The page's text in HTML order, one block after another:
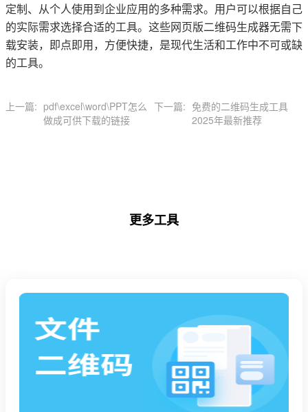
定制、从个人使用到企业应用的多种需求。用户可以根据自己
的实际需求选择合适的工具。这些网页版二维码生成器无需下
载安装，即点即用，方便快捷，是现代生活和工作中不可或缺
的工具。
上一篇: pdf\excel\word\PPT怎么
做成可供下载的链接
下一篇: 免费的二维码生成工具
2025年最新推荐
更多工具